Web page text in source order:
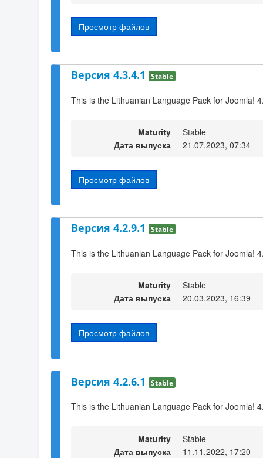
Просмотр файлов
Версия 4.3.4.1 Stable
This is the Lithuanian Language Pack for Joomla!
Maturity
Stable
Дата выпуска
21.07.2023, 07:34
Просмотр файлов
Версия 4.2.9.1 Stable
This is the Lithuanian Language Pack for Joomla!
Maturity
Stable
Дата выпуска
20.03.2023, 16:39
Просмотр файлов
Версия 4.2.6.1 Stable
This is the Lithuanian Language Pack for Joomla!
Maturity
Stable
Дата выпуска
11.11.2022, 17:20